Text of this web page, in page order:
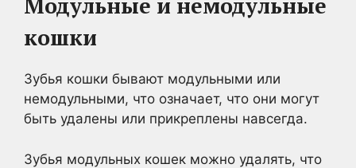
кошки
Зубья кошки бывают модульными или
немодульными, что означает, что они могут
быть удалены или прикреплены навсегда.
Зубья модульных кошек можно удалять, что